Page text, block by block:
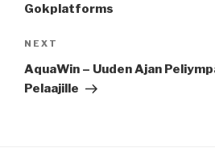
Gokplatforms
Next
Post
NEXT
AquaWin – Uuden Ajan
Pelaajille